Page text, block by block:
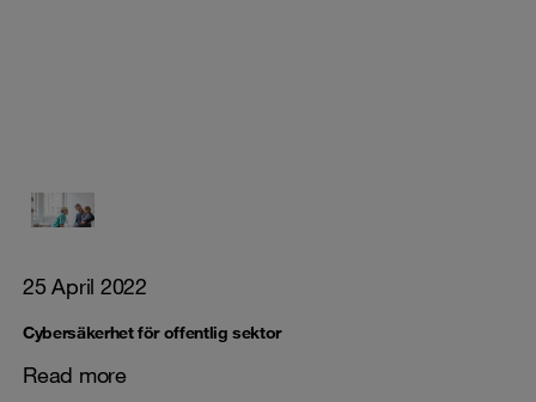
25 April 2022
Cybersäkerhet för offentlig sektor
Read more